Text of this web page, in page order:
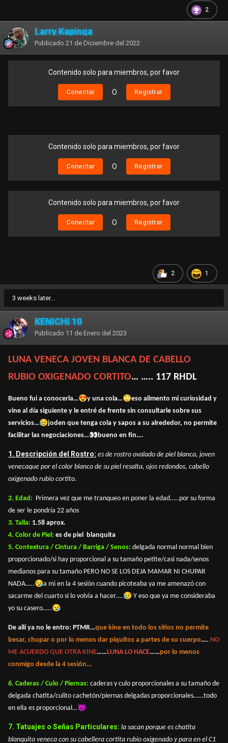
2
Larry Kapinga
Publicado 21 de Diciembre del 2022
Contenido solo para miembros, por favor
Conectar O Registrar
Contenido solo para miembros, por favor
Conectar O Registrar
Contenido solo para miembros, por favor
Conectar O Registrar
2 1
3 weeks later...
KENICHI 10
Publicado 11 de Enero del 2023
LUNA VENECA JOVEN BLANCA DE CABELLO
RUBIO OXIGENADO CORTITO… ….. 117 RHDL
Bueno fui a conocerla…😍y una cola…🙄eso alimento mi curiosidad y
vine al día siguiente y le entré de frente sin consultarle sobre sus
servicios…😥joden que tenga cola y sapos a su alrededor, no permite
facilitar las negociaciones…👀bueno en fin….
1. Descripción del Rostro: es de rostro ovalado de piel blanca, joven
venecaque por el color blanco de su piel resalta, ojos redondos, cabello
oxigenado rubio cortito.
2. Edad: Primera vez que me tranqueo en poner la edad…..por su forma
de ser le pondría 22 años
3. Talla: 1.58 aprox.
4. Color de Piel: es de piel blanquita
5. Contextura / Cintura / Barriga / Senos: delgada normal normal bien
proporcionado/si hay proporcional a su tamaño petite/casi nada/senos
medianos para su tamaño PERO NO SE LOS DEJA MAMAR NI CHUPAR
NADA…..😪a mi en la 4 sesión cuando picoteaba ya me amenazó con
sacarme del cuarto si lo volvia a hacer….😥 Y eso que ya me consideraba
yo su casero…..😪
De allí ya no le entro: PTMR…que kine en todo los sitios no permite
besar, chupar o por lo menos dar piquitos a partes de su cuerpo…..NO
ME ACUERDO QUE OTRA KINE……LUNA LO HACE……por lo menos
conmigo desde la 4 sesión…
6. Caderas / Culo / Piernas: caderas y culo proporcionales a su tamaño de
delgada chatita/culito cachetón/piernas delgadas proporcionales……todo
en ella es proporcional…😈
7. Tatuajes o Señas Particulares: la sacan porque es chatita
blanquita veneca con su cabellera cortita rubio oxigenado y para en el C1